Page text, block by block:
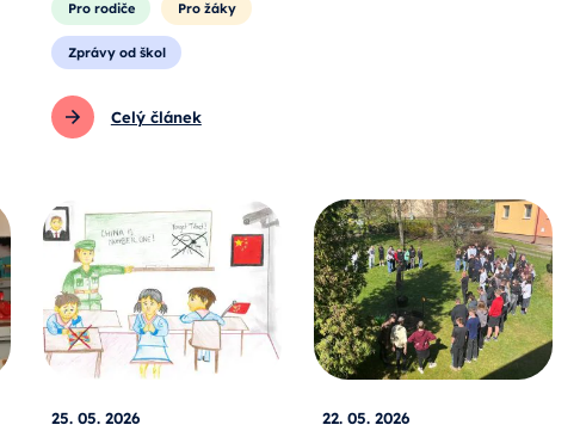
Pro rodiče Pro žáky
Zprávy od škol
Celý článek
25. 05. 2026 22. 05. 2026